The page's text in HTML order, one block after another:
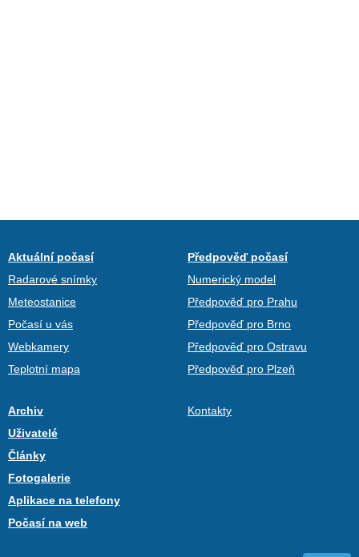
Aktuální počasí
Radarové snímky
Meteostanice
Počasí u vás
Webkamery
Teplotní mapa
Předpověď počasí
Numerický model
Předpověď pro Prahu
Předpověď pro Brno
Předpověď pro Ostravu
Předpověď pro Plzeň
Archiv
Uživatelé
Články
Fotogalerie
Aplikace na telefony
Počasí na web
Kontakty